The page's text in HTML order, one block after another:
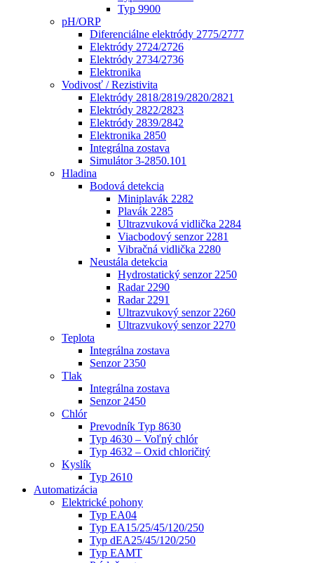
Typ 9900
pH/ORP
Diferenciálne elektródy 2775/2777
Elektródy 2724/2726
Elektródy 2734/2736
Elektronika
Vodivosť / Rezistivita
Elektródy 2818/2819/2820/2821
Elektródy 2822/2823
Elektródy 2839/2842
Elektronika 2850
Integrálna zostava
Simulátor 3-2850.101
Hladina
Bodová detekcia
Miniplavák 2282
Plavák 2285
Ultrazvuková vidlička 2284
Viacbodový senzor 2281
Vibračná vidlička 2280
Neustála detekcia
Hydrostatický senzor 2250
Radar 2290
Radar 2291
Ultrazvukový senzor 2260
Ultrazvukový senzor 2270
Teplota
Integrálna zostava
Senzor 2350
Tlak
Integrálna zostava
Senzor 2450
Chlór
Prevodník Typ 8630
Typ 4630 – Voľný chlór
Typ 4632 – Oxid chloričitý
Kyslík
Typ 2610
Automatizácia
Elektrické pohony
Typ EA04
Typ EA15/25/45/120/250
Typ dEA25/45/120/250
Typ EAMT